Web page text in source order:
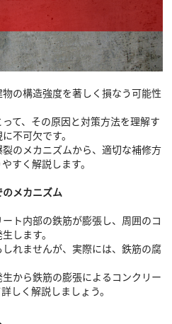
の構造強度を著しく損なう可能性
て、その原因と対策方法を理解す
不可欠です。
のメカニズムから、適切な補修方
すく解説します。
メカニズム
ト内部の鉄筋が膨張し、周囲のコ
します。
れませんが、実際には、鉄筋の腐
から鉄筋の膨張によるコンクリー
しく解説しましょう。